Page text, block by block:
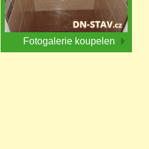
Fotogalerie koupelen